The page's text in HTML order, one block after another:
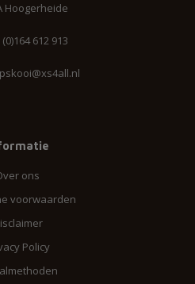
Hoogerheide
612 913
ons
voorwaarden
Policy